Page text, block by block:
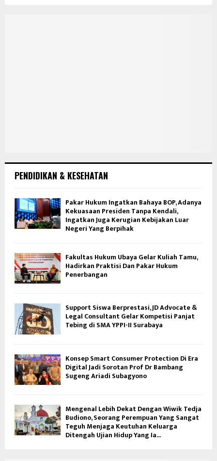
PENDIDIKAN & KESEHATAN
Pakar Hukum Ingatkan Bahaya BOP, Adanya
Kekuasaan Presiden Tanpa Kendali,
Ingatkan Juga Kerugian Kebijakan Luar
Negeri Yang Berpihak
Fakultas Hukum Ubaya Gelar Kuliah Tamu,
Hadirkan Praktisi Dan Pakar Hukum
Penerbangan
Support Siswa Berprestasi, JD Advocate &
Legal Consultant Gelar Kompetisi Panjat
Tebing di SMA YPPI-II Surabaya
Konsep Smart Consumer Protection Di Era
Digital Jadi Sorotan Prof Dr Bambang
Sugeng Ariadi Subagyono
Mengenal Lebih Dekat Dengan Wiwik Tedja
Budiono, Seorang Perempuan Yang Sangat
Teguh Menjaga Keutuhan Keluarga
Ditengah Ujian Hidup Yang Ia...